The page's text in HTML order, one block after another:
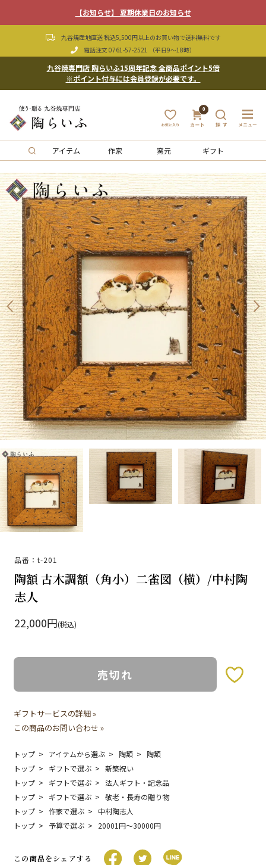
【お知らせ】 夏期休業日のお知らせ
九谷焼産地直送 税込5,500円以上のお買い物で送料無料です
電話注文 0761-57-2521 （平日9〜18時）
九谷焼専門店 陶らいふ15周年記念 全商品ポイント5倍
※ポイント付与には会員登録が必要です。
0
アイテム 作家 窯元 ギフト
品番：t-201
陶額 古木調額（角小）二雀図（横）/中村陶
志人
22,000円(税込)
売切れ
ギフトサービスの詳細 »
この商品のお問い合わせ »
トップ アイテムから選ぶ 陶額
陶額
トップ
ギフトで選ぶ
新築祝い
トップ
ギフトで選ぶ
法人ギフト・記念品
トップ
ギフトで選ぶ
敬老・長寿の贈り物
トップ
作家で選ぶ
中村陶志人
トップ
予算で選ぶ 20001円〜30000円
この商品をシェアする